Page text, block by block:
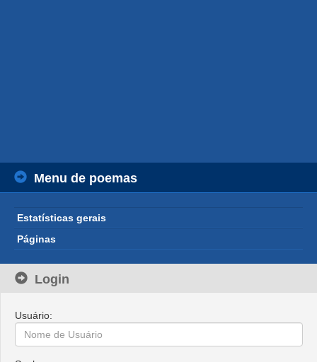
Menu de poemas
Estatísticas gerais
Páginas
Login
Usuário: